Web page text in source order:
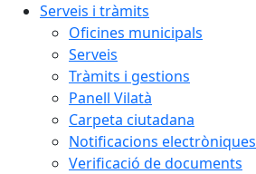
Serveis i tràmits
Oficines municipals
Serveis
Tràmits i gestions
Panell Vilatà
Carpeta ciutadana
Notificacions electròniques
Verificació de documents